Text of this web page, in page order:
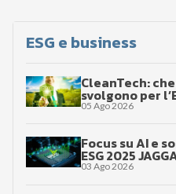
ESG e business
CleanTech:
svolgono per
05 Ago 2026
Focus su AI e
ESG 2025
03 Ago 2026